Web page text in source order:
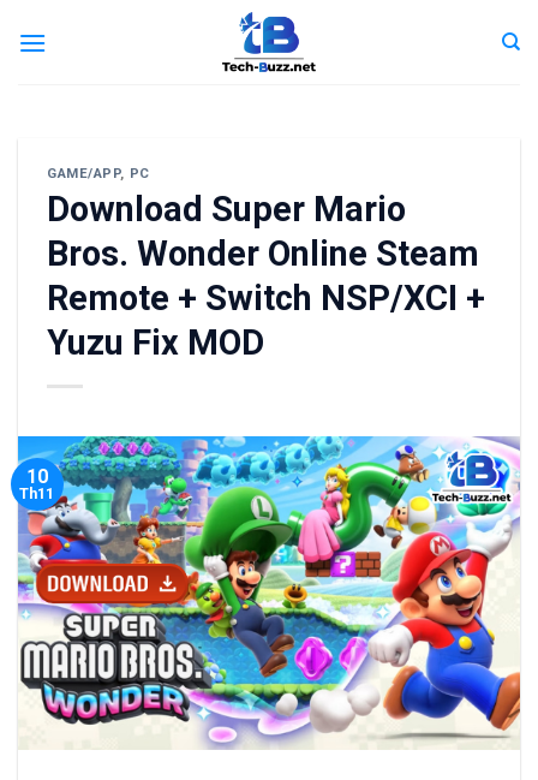
GAME/APP, PC
Download Super Mario
Bros. Wonder Online Steam
Remote + Switch NSP/XCI +
Yuzu Fix MOD
10
Th11